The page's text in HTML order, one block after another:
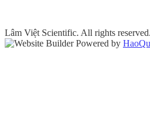
Lâm Việt Scientific. All rights reserved.
Powered by